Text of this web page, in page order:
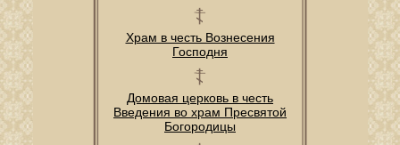
Храм в честь Вознесения
Господня
Домовая церковь в честь
Введения во храм Пресвятой
Богородицы